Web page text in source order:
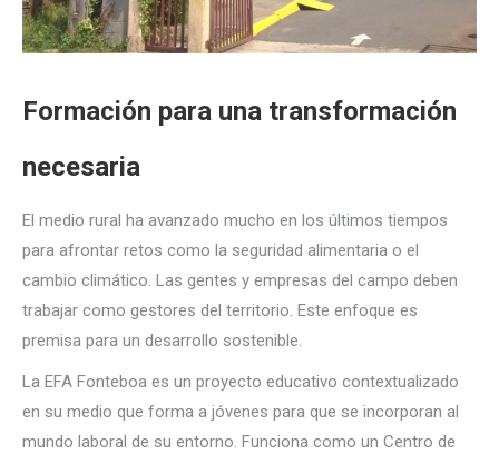
Formación para una transformación
necesaria
El medio rural ha avanzado mucho en los últimos tiempos
para afrontar retos como la seguridad alimentaria o el
cambio climático. Las gentes y empresas del campo deben
trabajar como gestores del territorio. Este enfoque es
premisa para un desarrollo sostenible.
La EFA Fonteboa es un proyecto educativo contextualizado
en su medio que forma a jóvenes para que se incorporan al
mundo laboral de su entorno. Funciona como un Centro de